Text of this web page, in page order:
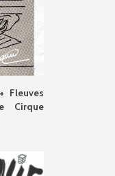
Fleuves
Cirque